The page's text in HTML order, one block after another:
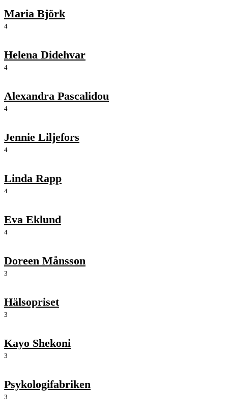
Maria Björk
4
Helena Didehvar
4
Alexandra Pascalidou
4
Jennie Liljefors
4
Linda Rapp
4
Eva Eklund
4
Doreen Månsson
3
Hälsopriset
3
Kayo Shekoni
3
Psykologifabriken
3